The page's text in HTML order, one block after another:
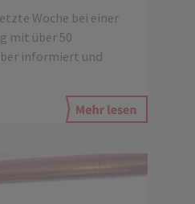
Woche bei einer
mit über 50
informiert und